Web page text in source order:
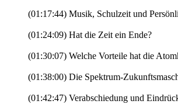
(01:17:44) Musik, Schulzeit und
(01:24:09) Hat die Zeit ein Ende?
(01:30:07) Welche Vorteile hat die
(01:38:00) Die Spektrum-
(01:42:47) Verabschiedung und